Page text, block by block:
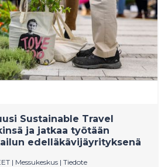
Sustainable Travel
ja jatkaa työtään
edelläkävijäyrityksenä
| Messukeskus | Tiedote